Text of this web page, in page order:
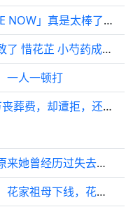
《itzy》的「EVERYBODY DANCE NOW」真是太棒了，让人忍不住跟着节奏舞动起来
小芍药融入花家后，生活愈发精致了 惜花芷 小芍药成为花家人后…
一人一顿打
季羡林妻子去世，他要儿子出2万丧葬费，却遭拒，还被断绝父子关系，13年没来往
婉宁对肚子里的孩子格外在意，原来她曾经历过失去孩子的痛楚
哭死！颠婆女儿将母亲活活气死，花家祖母下线，花芷为祖母报仇